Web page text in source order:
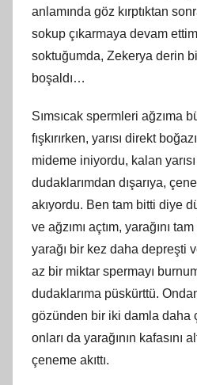
anlamında göz kırptıktan
sokup çıkarmaya devam
soktuğumda, Zekerya derin
boşaldı…
Sımsıcak spermleri ağzıma
fışkırırken, yarısı direkt
mideme iniyordu, kalan
dudaklarımdan dışarıya,
akıyordu. Ben tam bitti diye
ve ağzımı açtım, yarağını tam
yarağı bir kez daha depreşti
az bir miktar spermayı
dudaklarıma püskürttü.
gözünden bir iki damla daha
onları da yarağının kafasını
çeneme akıttı.